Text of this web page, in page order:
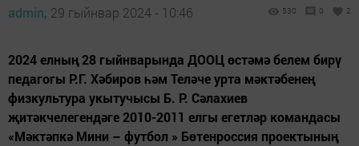
admin, 29 гыйнвар 2024 - 10:46 530 0 2
2024 елның 28 гыйнварында ДООЦ өстәмә белем бирү
педагогы Р.Г. Хәбиров һәм Теләче урта мәктәбенең
физкультура укытучысы Б. Р. Сәлахиев
җитәкчелегендәге 2010-2011 елгы егетләр командасы
«Мәктәпкә Мини – футбол » Бөтенроссия проектының